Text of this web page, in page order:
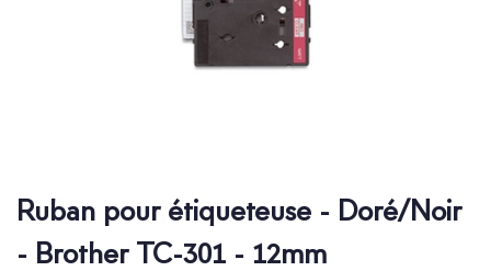
Ruban pour étiqueteuse - Doré/Noir
- Brother TC-301 - 12mm